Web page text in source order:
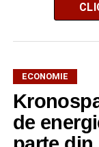
ECONOMIE
de